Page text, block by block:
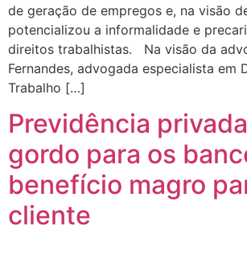
de geração de empregos e, na visão
potencializou a informalidade e
direitos trabalhistas. Na visão da
Fernandes, advogada especialista em
Trabalho […]
Previdência
gordo para os
benefício magro
cliente